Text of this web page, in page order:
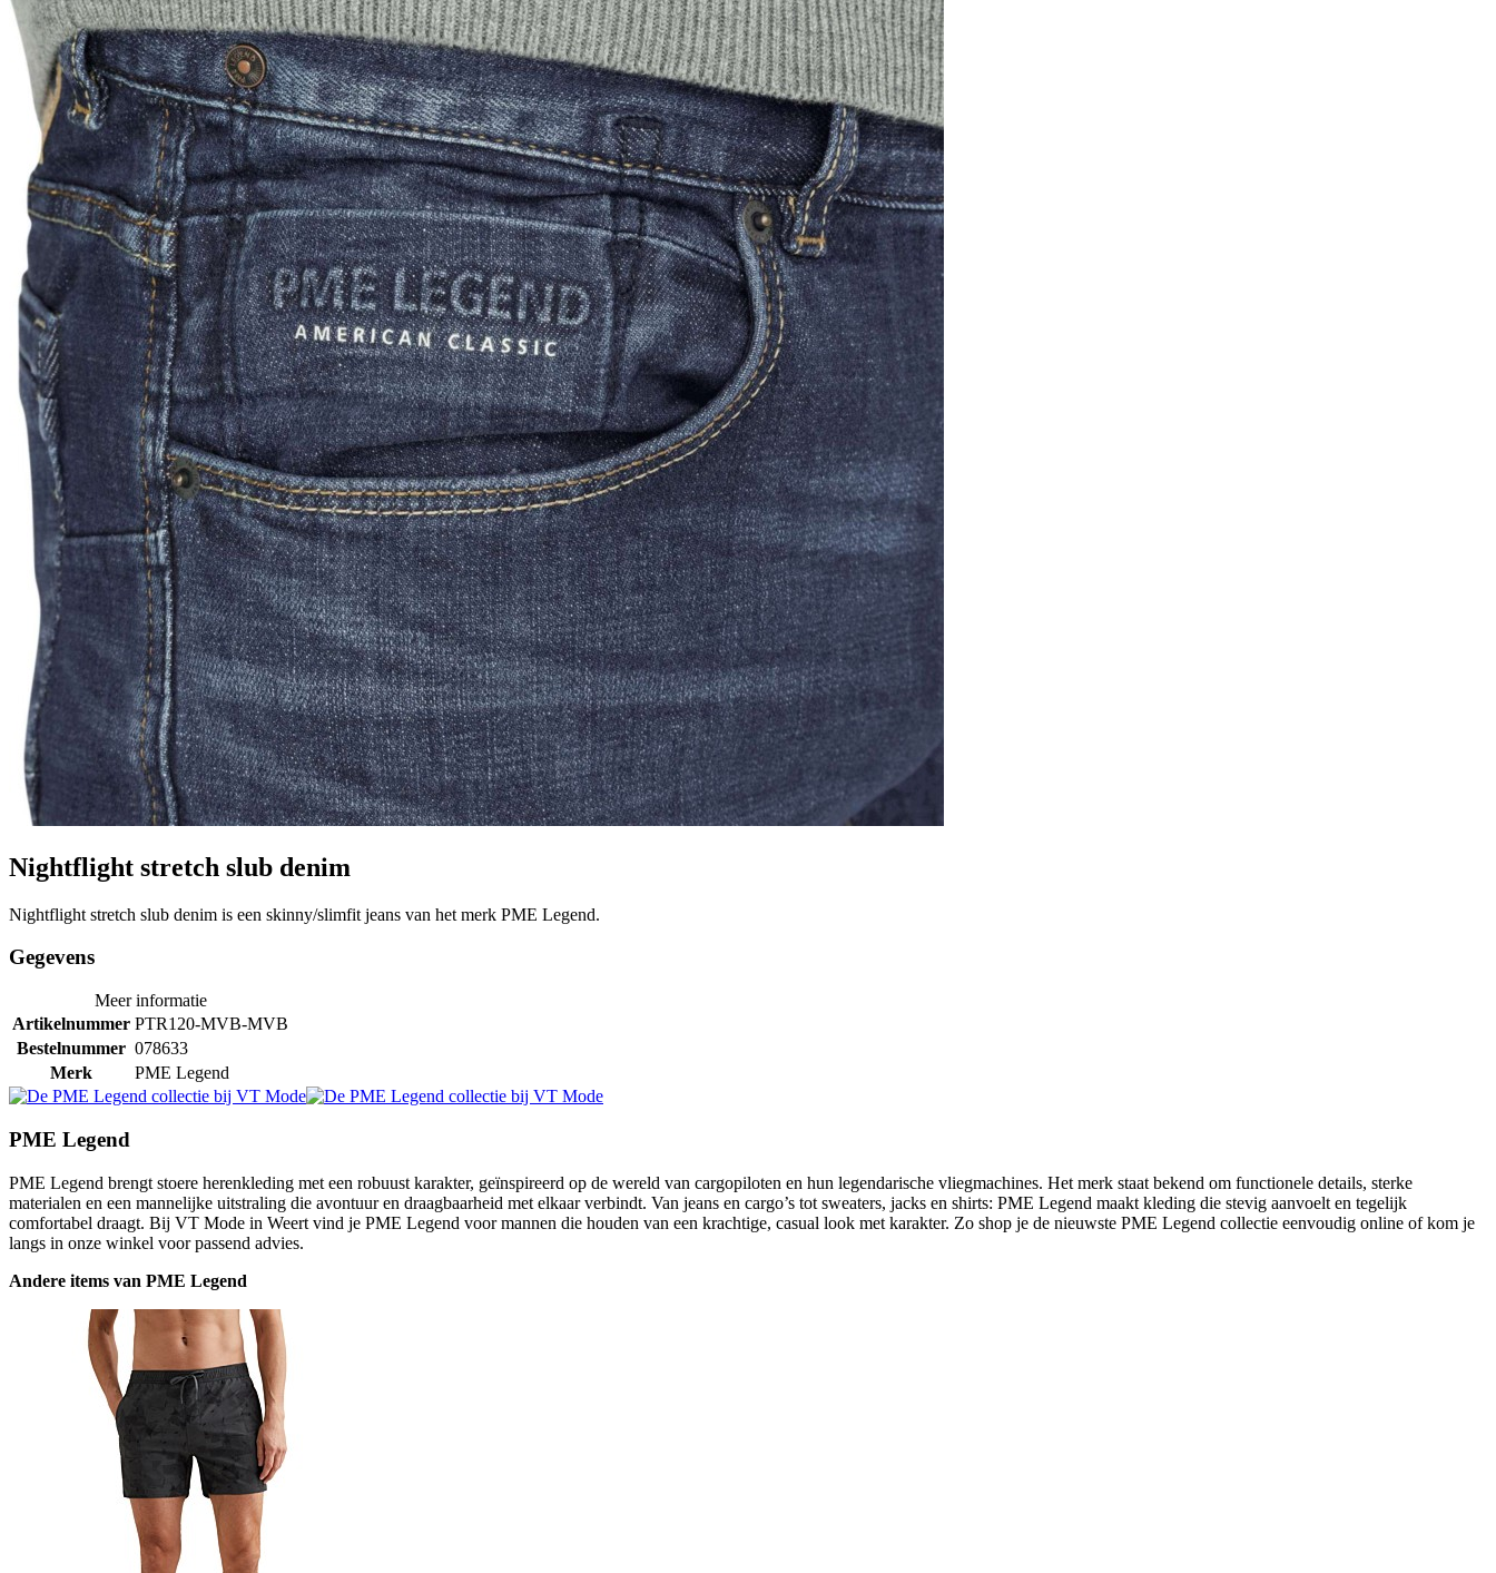
Nightflight stretch slub denim
Nightflight stretch slub denim is een skinny/slimfit jeans van het merk PME Legend.
Gegevens
Meer informatie
Artikelnummer PTR120-MVB-MVB
Bestelnummer 078633
Merk
PME Legend
PME Legend
PME Legend brengt stoere herenkleding met een robuust karakter, geïnspireerd op de wereld van cargopiloten en hun legendarische vliegmachines. Het merk staat bekend om functionele details, sterke
materialen en een mannelijke uitstraling die avontuur en draagbaarheid met elkaar verbindt. Van jeans en cargo’s tot sweaters, jacks en shirts: PME Legend maakt kleding die stevig aanvoelt en tegelijk
comfortabel draagt. Bij VT Mode in Weert vind je PME Legend voor mannen die houden van een krachtige, casual look met karakter. Zo shop je de nieuwste PME Legend collectie eenvoudig online of kom je
langs in onze winkel voor passend advies.
Andere items van PME Legend